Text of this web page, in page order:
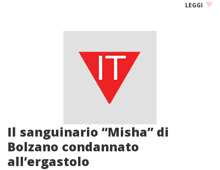
LEGGI
Il sanguinario “Misha” di
Bolzano condannato
all’ergastolo